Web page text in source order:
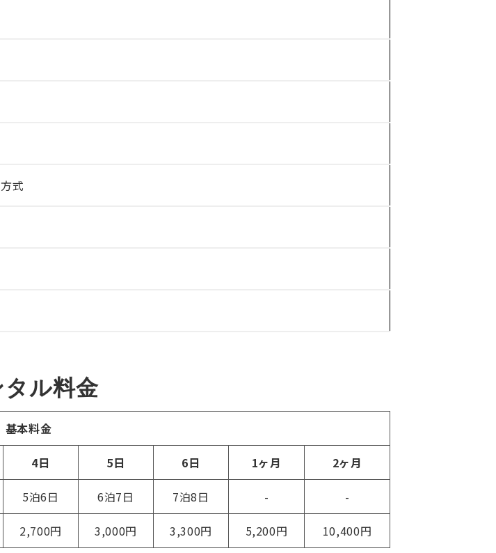
式
タル料金
基本料金
4日 5日 6日 1ヶ月 2ヶ月
5泊6日 6泊7日 7泊8日 - -
2,700円 3,000円 3,300円 5,200円 10,400円